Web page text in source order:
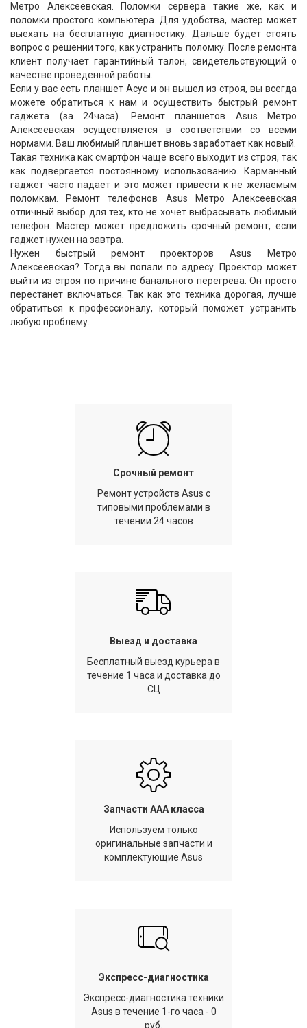
Метро Алексеевская. Поломки сервера такие же, как и
поломки простого компьютера. Для удобства, мастер может
выехать на бесплатную диагностику. Дальше будет стоять
вопрос о решении того, как устранить поломку. После ремонта
клиент получает гарантийный талон, свидетельствующий о
качестве проведенной работы.
Если у вас есть планшет Асус и он вышел из строя, вы всегда
можете обратиться к нам и осуществить быстрый ремонт
гаджета (за 24часа). Ремонт планшетов Asus Метро
Алексеевская осуществляется в соответствии со всеми
нормами. Ваш любимый планшет вновь заработает как новый.
Такая техника как смартфон чаще всего выходит из строя, так
как подвергается постоянному использованию. Карманный
гаджет часто падает и это может привести к не желаемым
поломкам. Ремонт телефонов Asus Метро Алексеевская
отличный выбор для тех, кто не хочет выбрасывать любимый
телефон. Мастер может предложить срочный ремонт, если
гаджет нужен на завтра.
Нужен быстрый ремонт проекторов Asus Метро
Алексеевская? Тогда вы попали по адресу. Проектор может
выйти из строя по причине банального перегрева. Он просто
перестанет включаться. Так как это техника дорогая, лучше
обратиться к профессионалу, который поможет устранить
любую проблему.
Срочный ремонт
Ремонт устройств Asus с
типовыми проблемами в
течении 24 часов
Выезд и доставка
Бесплатный выезд курьера в
течение 1 часа и доставка до
СЦ
Запчасти AAA класса
Используем только
оригинальные запчасти и
комплектующие Asus
Экспресс-диагностика
Экспресс-диагностика техники
Asus в течение 1-го часа - 0
руб.